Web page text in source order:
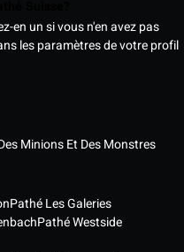
en un si vous n'en avez pas
les paramètres de votre profil
Minions Et Des Monstres
Pathé Les Galeries
Pathé Westside